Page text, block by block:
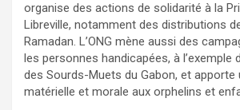
organise des actions de solidarité à la
Libreville, notamment des distributions
Ramadan. L’ONG mène aussi des
les personnes handicapées, à l’exemple
des Sourds-Muets du Gabon, et apporte
matérielle et morale aux orphelins et